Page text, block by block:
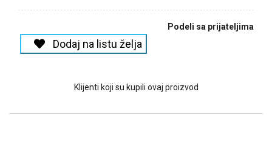
Podeli sa prijateljima
Dodaj na listu želja
Klijenti koji su kupili ovaj proizvod